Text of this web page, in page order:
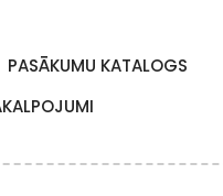
PASĀKUMU KATALOGS